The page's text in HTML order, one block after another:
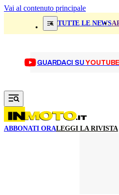
Vai al contenuto principale
TUTTE LE NEWS
GUARDACI SUYOUTUBE
ABBONATI ORALEGGI LA RIVISTA